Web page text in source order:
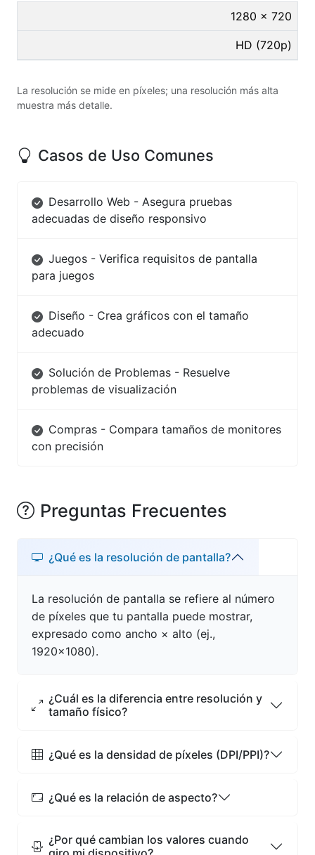
1280 × 720
HD (720p)
La resolución se mide en píxeles; una resolución más alta
muestra más detalle.
Casos de Uso Comunes
Desarrollo Web - Asegura pruebas
adecuadas de diseño responsivo
Juegos - Verifica requisitos de pantalla
para juegos
Diseño - Crea gráficos con el tamaño
adecuado
Solución de Problemas - Resuelve
problemas de visualización
Compras - Compara tamaños de monitores
con precisión
Preguntas Frecuentes
¿Qué es la resolución de pantalla?
La resolución de pantalla se refiere al número
de píxeles que tu pantalla puede mostrar,
expresado como ancho × alto (ej.,
1920×1080).
¿Cuál es la diferencia entre resolución y
tamaño físico?
¿Qué es la densidad de píxeles (DPI/PPI)?
¿Qué es la relación de aspecto?
¿Por qué cambian los valores cuando